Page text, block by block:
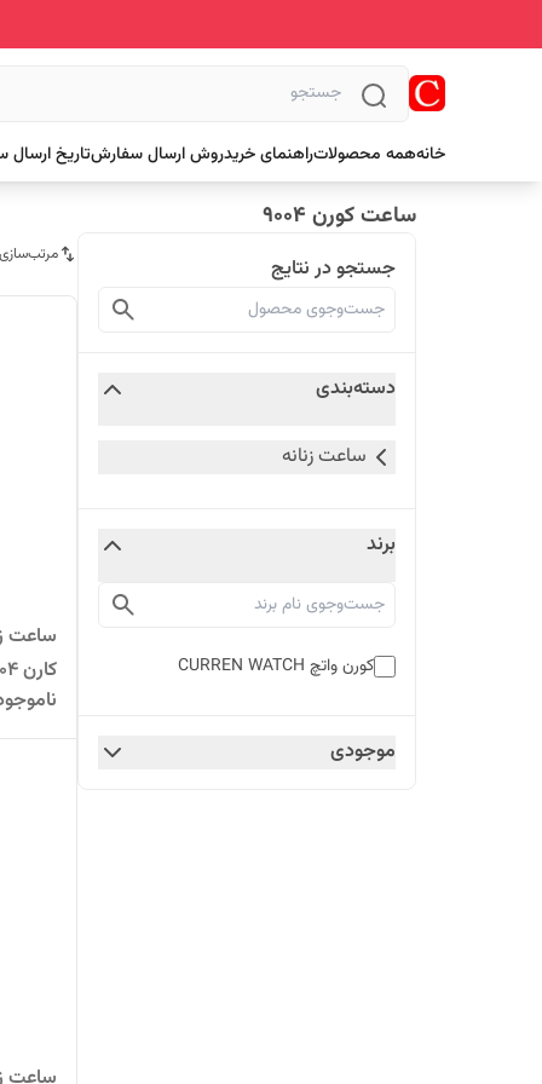
خانههمه محصولاتراهنمای خریدروش ارسال سفارشتاریخ
ساعت کورن 9004
جستجو در نتایج
دسته‌بندی
ساعت زنانه
برند
کورن واتچ CURREN WATCH
موجودی
ساعت
کارن 9004 (کورن CURREN) طلایی